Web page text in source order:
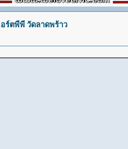
ร์ตพีพี วัดลาดพร้าว